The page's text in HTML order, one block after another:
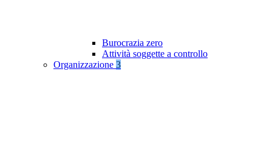
Burocrazia zero
Attività soggette a controllo
Organizzazione 3